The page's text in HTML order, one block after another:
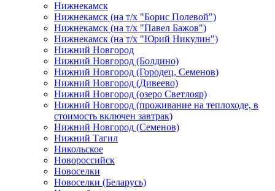
Нижнекамск
Нижнекамск (на т/х "Борис Полевой")
Нижнекамск (на т/х "Павел Бажов")
Нижнекамск (на т/х "Юрий Никулин")
Нижний Новгород
Нижний Новгород (Болдино)
Нижний Новгород (Городец, Семенов)
Нижний Новгород (Дивеево)
Нижний Новгород (озеро Светлояр)
Нижний Новгород (проживание на теплоходе, в
стоимость включен завтрак)
Нижний Новгород (Семенов)
Нижний Тагил
Никольское
Новороссийск
Новоселки
Новоселки (Беларусь)